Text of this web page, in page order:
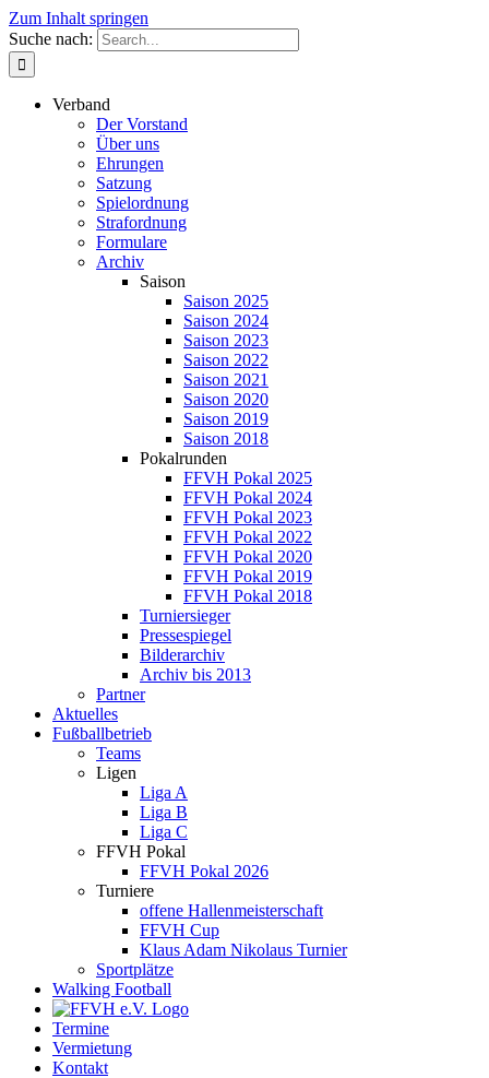
Zum Inhalt springen
Suche nach:
Verband
Der Vorstand
Über uns
Ehrungen
Satzung
Spielordnung
Strafordnung
Formulare
Archiv
Saison
Saison 2025
Saison 2024
Saison 2023
Saison 2022
Saison 2021
Saison 2020
Saison 2019
Saison 2018
Pokalrunden
FFVH Pokal 2025
FFVH Pokal 2024
FFVH Pokal 2023
FFVH Pokal 2022
FFVH Pokal 2020
FFVH Pokal 2019
FFVH Pokal 2018
Turniersieger
Pressespiegel
Bilderarchiv
Archiv bis 2013
Partner
Aktuelles
Fußballbetrieb
Teams
Ligen
Liga A
Liga B
Liga C
FFVH Pokal
FFVH Pokal 2026
Turniere
offene Hallenmeisterschaft
FFVH Cup
Klaus Adam Nikolaus Turnier
Sportplätze
Walking Football
Termine
Vermietung
Kontakt